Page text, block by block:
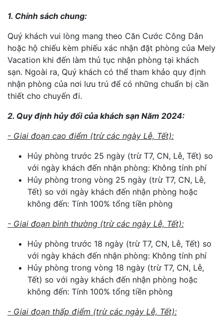
1. Chính sách chung:
Quý khách vui lòng mang theo Căn Cước Công Dân
hoặc hộ chiếu kèm phiếu xác nhận đặt phòng của Mely
Vacation khi đến làm thủ tục nhận phòng tại khách
sạn. Ngoài ra, Quý khách có thể tham khảo quy định
nhận phòng của nơi lưu trú để có những chuẩn bị cần
thiết cho chuyến đi.
2. Quy định hủy đổi của khách sạn Năm 2024:
- Giai đoạn cao điểm (trừ các ngày Lễ, Tết):
Hủy phòng trước 25 ngày (trừ T7, CN, Lễ, Tết) so
với ngày khách đến nhận phòng: Không tính phí
Hủy phòng trong vòng 25 ngày (trừ T7, CN, Lễ,
Tết) so với ngày khách đến nhận phòng hoặc
không đến: Tính 100% tổng tiền phòng
- Giai đoạn bình thường (trừ các ngày Lễ, Tết):
Hủy phòng trước 18 ngày (trừ T7, CN, Lễ, Tết) so
với ngày khách đến nhận phòng: Không tính phí
Hủy phòng trong vòng 18 ngày (trừ T7, CN, Lễ,
Tết) so với ngày khách đến nhận phòng hoặc
không đến: Tính 100% tổng tiền phòng
- Giai đoạn thấp điểm (trừ các ngày Lễ, Tết):